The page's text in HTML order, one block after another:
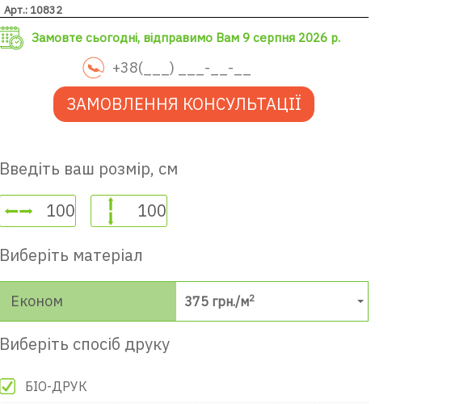
в передпокій
Арт.: 10832
Замовте сьогодні, відправимо Вам 9 серпня 2026 р.
ЗАМОВЛЕННЯ КОНСУЛЬТАЦІЇ
Введіть ваш розмір, см
Виберіть матеріал
Економ 375 грн./м2
Виберіть спосіб друку
БІО-ДРУК